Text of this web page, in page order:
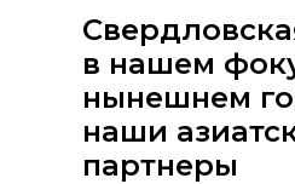
в нашем
нынешнем
наши
партнеры